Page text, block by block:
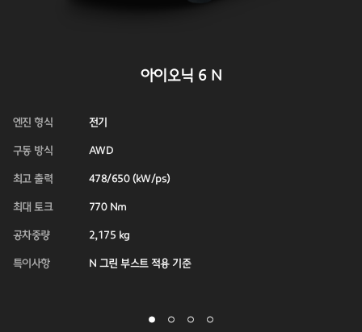
아이오닉 6 N
엔진 형식 전기
구동 방식 AWD
최고 출력 478/650 (kW/ps)
최대 토크 770 Nm
공차중량 2,175 kg
특이사항 N 그린 부스트 적용 기준